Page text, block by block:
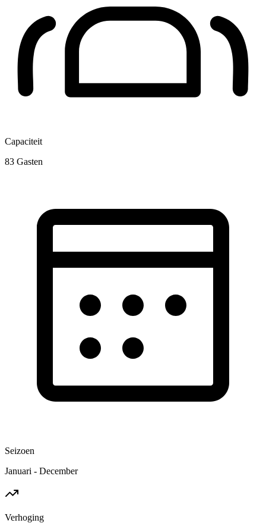
Capaciteit
83 Gasten
Seizoen
Januari - December
Verhoging